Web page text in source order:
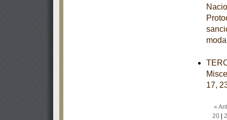
17,
«
20|